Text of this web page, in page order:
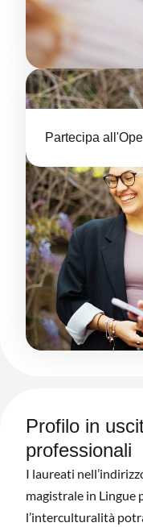
Partecipa
Profilo in
professionali
I laureati
magistrale in Lingue
l’interculturalità